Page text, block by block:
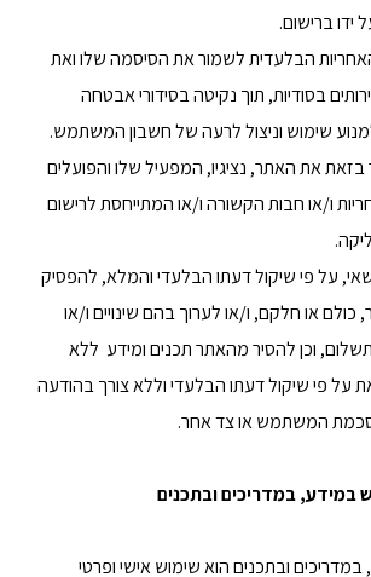
ידו ברישום.
הבלעדית לשמור את הסיסמה שלו ואת
בסודיות, תוך נקיטה בסידורי אבטחה
שימוש וניצול לרעה של חשבון המשתמש.
את האתר, נציגיו, המפעיל שלו והפועלים
ו/או חבות הקשורה ו/או המתייחסת לרישום
על פי שיקול דעתו הבלעדי והמלא, להפסיק
כולם או חלקם, ו/או לערוך בהם שינויים ו/או
וכן להסיר מהאתר תכנים ומידע ללא
על פי שיקול דעתו הבלעדי וללא צורך בהודעה
המשתמש או צד אחר.
במידע, במדריכים ובתכנים
ובתכנים הוא שימוש אישי ופרטי